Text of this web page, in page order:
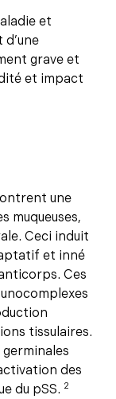
et
grave et
et impact
une
muqueuses,
Ceci induit
et inné
Ces
tissulaires.
des
du pSS. 2